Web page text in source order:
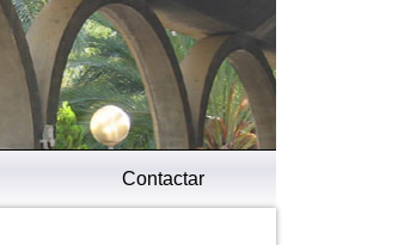
Contactar